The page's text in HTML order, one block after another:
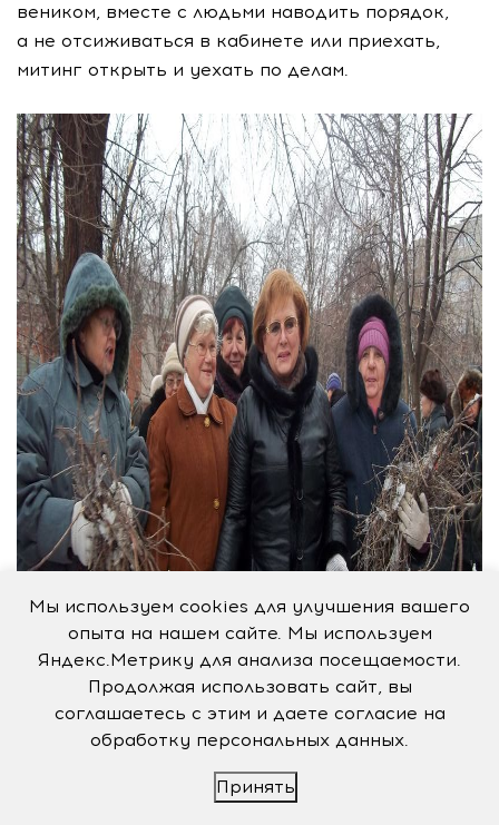
веником, вместе с людьми наводить порядок,
а не отсиживаться в кабинете или приехать,
митинг открыть и уехать по делам.
Мы используем cookies для улучшения вашего
опыта на нашем сайте. Мы используем
Яндекс.Метрику для анализа посещаемости.
Продолжая использовать сайт, вы
соглашаетесь с этим и даете согласие на
обработку персональных данных.
Принять